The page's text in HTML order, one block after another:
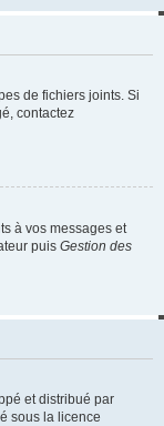
de fichiers joints. Si
contactez
à vos messages et
puis Gestion des
et distribué par
sous la licence